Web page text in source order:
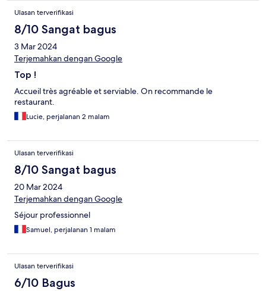
Ulasan terverifikasi
8/10 Sangat bagus
3 Mar 2024
Terjemahkan dengan Google
Top !
Accueil très agréable et serviable. On recommande le
restaurant.
Lucie, perjalanan 2 malam
Ulasan terverifikasi
8/10 Sangat bagus
20 Mar 2024
Terjemahkan dengan Google
Séjour professionnel
Samuel, perjalanan 1 malam
Ulasan terverifikasi
6/10 Bagus